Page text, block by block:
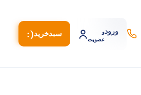
ورودو
عضویت
سبد‌خرید(: